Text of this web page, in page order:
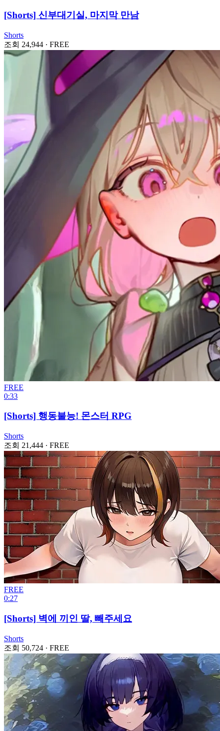
[Shorts] 신부대기실, 마지막 만남
Shorts
조회 24,944 · FREE
FREE
0:33
[Shorts] 행동불능! 몬스터 RPG
Shorts
조회 21,444 · FREE
FREE
0:27
[Shorts] 벽에 끼인 딸, 빼주세요
Shorts
조회 50,724 · FREE